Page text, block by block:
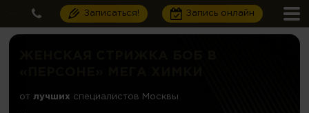
Записаться! Запись онлайн
от лучших специалистов Москвы